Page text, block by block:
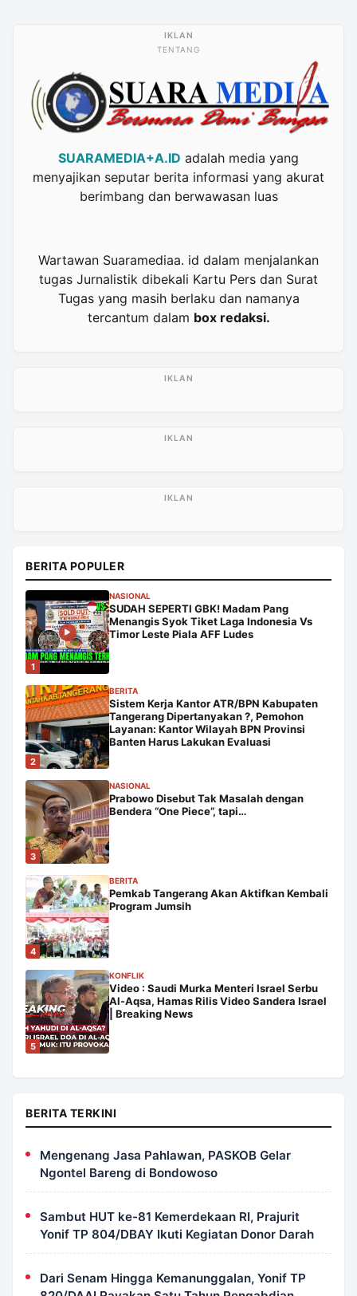
TENTANG
SUARAMEDIA+A.ID adalah media yang
menyajikan seputar berita informasi yang akurat
berimbang dan berwawasan luas
Wartawan Suaramediaa. id dalam menjalankan
tugas Jurnalistik dibekali Kartu Pers dan Surat
Tugas yang masih berlaku dan namanya
tercantum dalam box redaksi.
BERITA POPULER
1
NASIONAL
SUDAH SEPERTI GBK! Madam Pang
Menangis Syok Tiket Laga Indonesia Vs
Timor Leste Piala AFF Ludes
2
BERITA
Sistem Kerja Kantor ATR/BPN Kabupaten
Tangerang Dipertanyakan ?, Pemohon
Layanan: Kantor Wilayah BPN Provinsi
Banten Harus Lakukan Evaluasi
3
NASIONAL
Prabowo Disebut Tak Masalah dengan
Bendera “One Piece”, tapi…
4
BERITA
Pemkab Tangerang Akan Aktifkan Kembali
Program Jumsih
5
KONFLIK
Video : Saudi Murka Menteri Israel Serbu
Al-Aqsa, Hamas Rilis Video Sandera Israel
| Breaking News
BERITA TERKINI
Mengenang Jasa Pahlawan, PASKOB Gelar
Ngontel Bareng di Bondowoso
Sambut HUT ke-81 Kemerdekaan RI, Prajurit
Yonif TP 804/DBAY Ikuti Kegiatan Donor Darah
Dari Senam Hingga Kemanunggalan, Yonif TP